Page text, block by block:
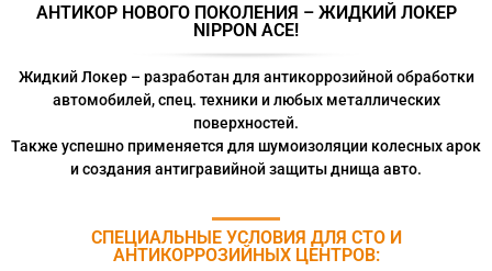
АНТИКОР НОВОГО ПОКОЛЕНИЯ – ЖИДКИЙ ЛОКЕР
NIPPON ACE!
Жидкий Локер – разработан для антикоррозийной обработки
автомобилей, спец. техники и любых металлических
поверхностей.
Также успешно применяется для шумоизоляции колесных арок
и создания антигравийной защиты днища авто.
СПЕЦИАЛЬНЫЕ УСЛОВИЯ ДЛЯ СТО И
АНТИКОРРОЗИЙНЫХ ЦЕНТРОВ: